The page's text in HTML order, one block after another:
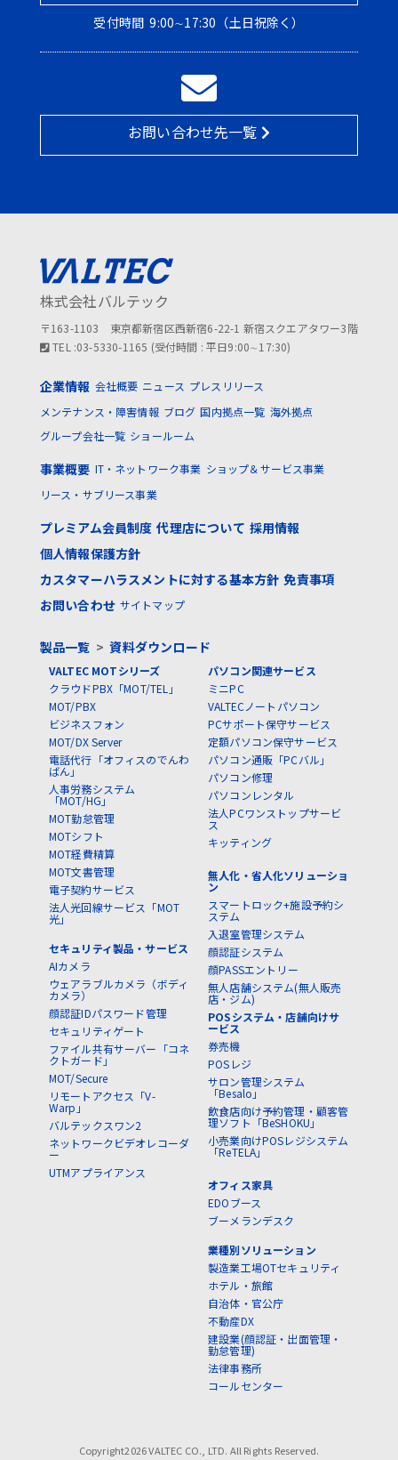
受付時間 9:00∼17:30（土日祝除く）
お問い合わせ先一覧
株式会社バルテック
〒163-1103 東京都新宿区西新宿6-22-1 新宿スクエアタワー3階
TEL :03-5330-1165 (受付時間 : 平日9:00∼17:30)
企業情報 会社概要 ニュース プレスリリース
メンテナンス・障害情報 ブログ 国内拠点一覧 海外拠点
グループ会社一覧 ショールーム
事業概要 IT・ネットワーク事業 ショップ＆サービス事業
リース・サブリース事業
プレミアム会員制度 代理店について 採用情報
個人情報保護方針
カスタマーハラスメントに対する基本方針 免責事項
お問い合わせ サイトマップ
製品一覧 >資料ダウンロード
VALTEC MOTシリーズ
クラウドPBX「MOT/TEL」
MOT/PBX
ビジネスフォン
MOT/DX Server
電話代行「オフィスのでんわ
ばん」
人事労務システム
「MOT/HG」
MOT勤怠管理
MOTシフト
MOT経費精算
MOT文書管理
電子契約サービス
法人光回線サービス「MOT
光」
セキュリティ製品・サービス
AIカメラ
ウェアラブルカメラ（ボディ
カメラ）
顔認証IDパスワード管理
セキュリティゲート
ファイル共有サーバー「コネ
クトガード」
MOT/Secure
リモートアクセス「V-
Warp」
バルテックスワン2
ネットワークビデオレコーダ
ー
UTMアプライアンス
パソコン関連サービス
ミニPC
VALTECノートパソコン
PCサポート保守サービス
定額パソコン保守サービス
パソコン通販「PCバル」
パソコン修理
パソコンレンタル
法人PCワンストップサービ
ス
キッティング
無人化・省人化ソリューショ
ン
スマートロック+施設予約シ
ステム
入退室管理システム
顔認証システム
顔PASSエントリー
無人店舗システム(無人販売
店・ジム)
POSシステム・店舗向けサ
ービス
券売機
POSレジ
サロン管理システム
「Besalo」
飲食店向け予約管理・顧客管
理ソフト「BeSHOKU」
小売業向けPOSレジシステム
「ReTELA」
オフィス家具
EDOブース
ブーメランデスク
業種別ソリューション
製造業工場OTセキュリティ
ホテル・旅館
自治体・官公庁
不動産DX
建設業(顔認証・出面管理・
勤怠管理)
法律事務所
コールセンター
Copyright2026 VALTEC CO., LTD. All Rights Reserved.